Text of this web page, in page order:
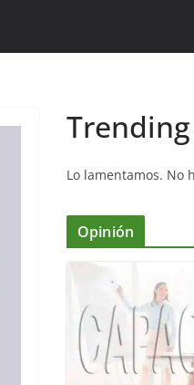
Trending
Lo lamentamos. No
Opinión